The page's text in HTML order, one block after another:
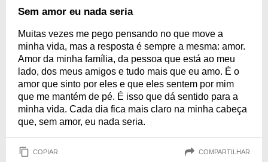
Sem amor eu nada seria
Muitas vezes me pego pensando no que move a
minha vida, mas a resposta é sempre a mesma: amor.
Amor da minha família, da pessoa que está ao meu
lado, dos meus amigos e tudo mais que eu amo. É o
amor que sinto por eles e que eles sentem por mim
que me mantém de pé. É isso que dá sentido para a
minha vida. Cada dia fica mais claro na minha cabeça
que, sem amor, eu nada seria.
COPIAR COMPARTILHAR